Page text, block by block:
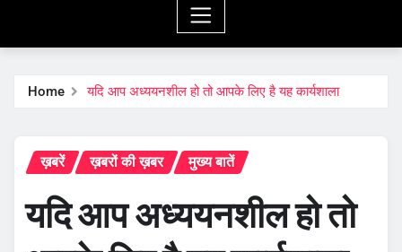
Home यदि आप अध्ययनशील हो तो आपके लिए है यह कार्यशाला
ख़बरें ख़बरों की ख़बर मुख्य बातें
यदि आप अध्ययनशील हो तो